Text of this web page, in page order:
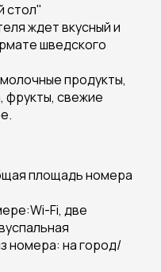
стол"
ждет вкусный и
шведского
продукты,
фрукты, свежие
площадь номера
Fi, две
номера: на город/